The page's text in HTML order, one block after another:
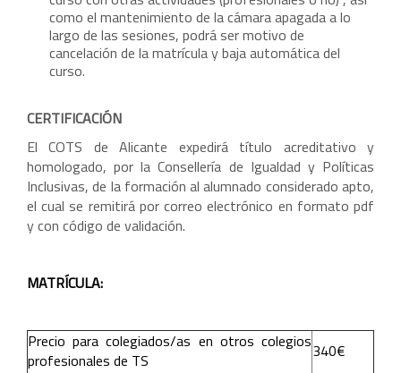
como el mantenimiento de la cámara apagada a lo
largo de las sesiones, podrá ser motivo de
cancelación de la matrícula y baja automática del
curso.
CERTIFICACIÓN
El COTS de Alicante expedirá título acreditativo y
homologado, por la Consellería de Igualdad y Políticas
Inclusivas, de la formación al alumnado considerado apto,
el cual se remitirá por correo electrónico en formato pdf
y con código de validación.
MATRÍCULA:
Precio para colegiados/as en otros colegios
profesionales de TS
340€